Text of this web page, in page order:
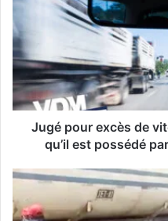
r
a
d
r
e
s
m
i
Jugé pour excès de
qu’il est possédé